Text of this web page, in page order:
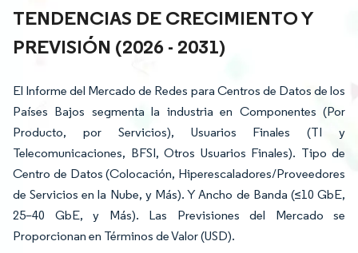
TENDENCIAS DE CRECIMIENTO Y
PREVISIÓN (2026 - 2031)
El Informe del Mercado de Redes para Centros de Datos de los
Países Bajos segmenta la industria en Componentes (Por
Producto, por Servicios), Usuarios Finales (TI y
Telecomunicaciones, BFSI, Otros Usuarios Finales). Tipo de
Centro de Datos (Colocación, Hiperescaladores/Proveedores
de Servicios en la Nube, y Más). Y Ancho de Banda (≤10 GbE,
25–40 GbE, y Más). Las Previsiones del Mercado se
Proporcionan en Términos de Valor (USD).